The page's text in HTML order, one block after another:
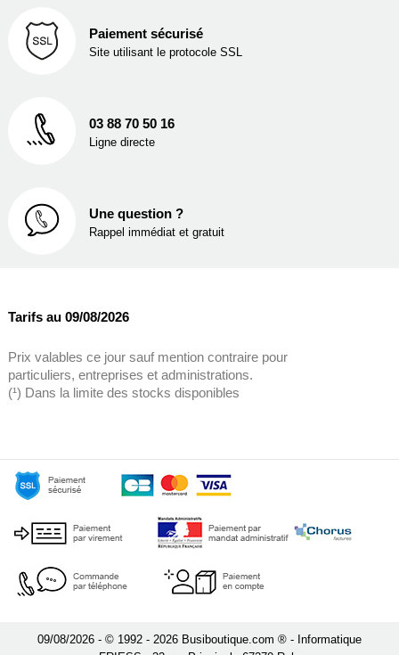
Paiement sécurisé
Site utilisant le protocole SSL
03 88 70 50 16
Ligne directe
Une question ?
Rappel immédiat et gratuit
Tarifs au 09/08/2026
Prix valables ce jour sauf mention contraire pour
particuliers, entreprises et administrations.
(¹) Dans la limite des stocks disponibles
09/08/2026 - © 1992 - 2026 Busiboutique.com ® - Informatique